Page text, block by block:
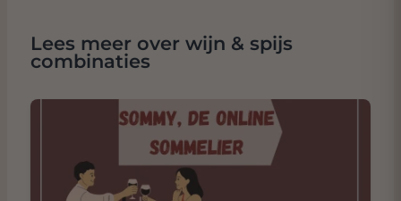
Lees meer over wijn & spijs
combinaties